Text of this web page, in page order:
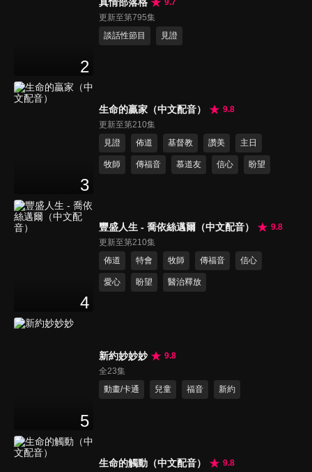
2
更新至第795集
談話性節目
見證
3
生命的贏家（中文配音）
9.8
更新至第210集
見證
佈道 基督教 讚美 主日
牧師 傳福音 慕道友 信心 盼望
4
豐盛人生 - 喬依絲邁爾（中文配音）
9.8
更新至第210集
佈道
特會 牧師 傳福音 信心
愛心 盼望 醫治釋放
5
新約妙妙妙
9.8
全23集
動畫/卡通
兒童 福音 新約
生命的觸動（中文配音）
9.8